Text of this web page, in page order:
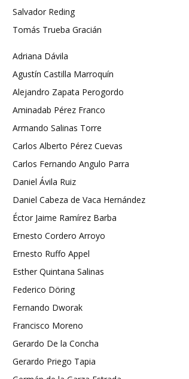
Salvador Reding
Tomás Trueba Gracián
Adriana Dávila
Agustín Castilla Marroquín
Alejandro Zapata Perogordo
Aminadab Pérez Franco
Armando Salinas Torre
Carlos Alberto Pérez Cuevas
Carlos Fernando Angulo Parra
Daniel Ávila Ruiz
Daniel Cabeza de Vaca Hernández
Éctor Jaime Ramírez Barba
Ernesto Cordero Arroyo
Ernesto Ruffo Appel
Esther Quintana Salinas
Federico Döring
Fernando Dworak
Francisco Moreno
Gerardo De la Concha
Gerardo Priego Tapia